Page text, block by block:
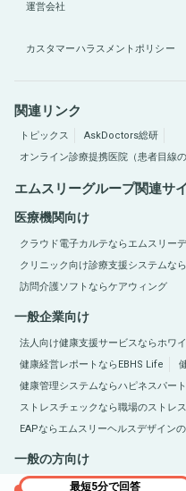
最短5分で回答
運営会社
カスタマーハラスメントポリシー
関連リンク
トピックス
AskDoctors総研
オンライン診療提携医院（患者目線の
エムスリーグループ関連サ
医療機関向け
クラウド電子カルテならエムスリー
クリニック向け診療支援システムな
訪問介護ソフトならケアウィング
一般企業向け
法人向け健康支援サービスならホワ
健康経営レポートならEBHS Life
健康管理システムならハピネスパー
ストレスチェックなら職場のストレ
EAPならエムスリーヘルスデザイン
一般の方向け
医療総合サイトQLife（キューライフ